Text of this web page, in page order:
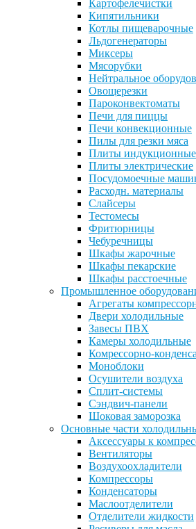
Картофелечистки
Кипятильники
Котлы пищеварочные
Льдогенераторы
Миксеры
Мясорубки
Нейтральное
Овощерезки
Пароконвектоматы
Печи для пиццы
Печи конвекционные
Пилы для резки мяса
Плиты индукционные
Плиты электрические
Посудомоечные
Расходн. материалы
Слайсеры
Тестомесы
Фритюрницы
Чебуречницы
Шкафы жарочные
Шкафы пекарские
Шкафы расстоечные
Промышленное
Агрегаты
Двери холодильные
Завесы ПВХ
Камеры холодильные
Комрессорно-
Моноблоки
Осушители воздуха
Сплит-системы
Сэндвич-панели
Шоковая заморозка
Основные части
Аксессуары к
Вентиляторы
Воздухоохладители
Компрессоры
Конденсаторы
Маслоотделители
Отделители жидкости